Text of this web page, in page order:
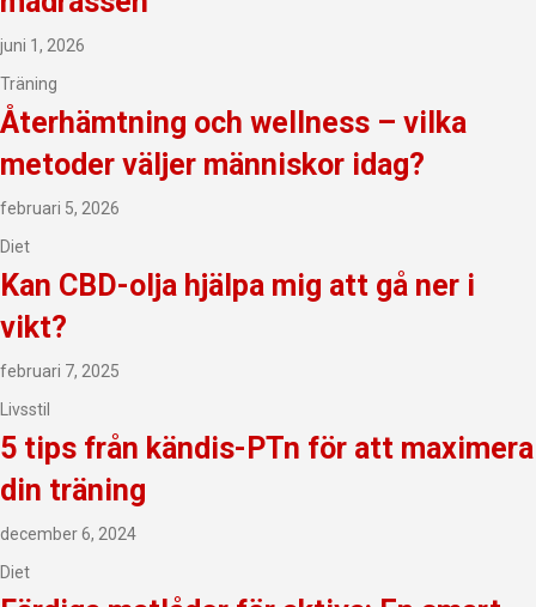
juni 1, 2026
Träning
Återhämtning och wellness – vilka
metoder väljer människor idag?
februari 5, 2026
Diet
Kan CBD-olja hjälpa mig att gå ner i
vikt?
februari 7, 2025
Livsstil
5 tips från kändis-PTn för att maximera
din träning
december 6, 2024
Diet